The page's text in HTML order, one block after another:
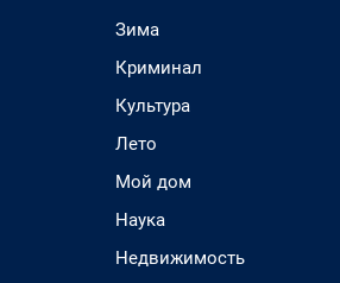
Зима
Криминал
Культура
Лето
Мой дом
Наука
Недвижимость